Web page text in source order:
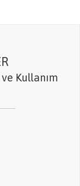
Kullanım